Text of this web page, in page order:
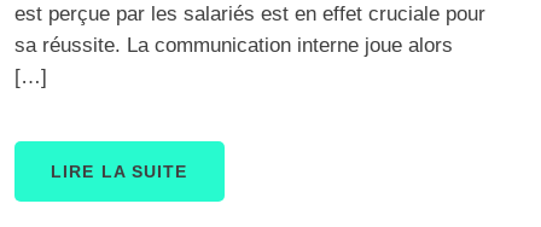
est perçue par les salariés est en effet cruciale pour
sa réussite. La communication interne joue alors
[…]
LIRE LA SUITE